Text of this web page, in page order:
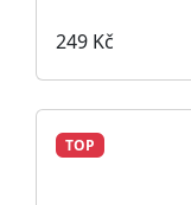
249 Kč
TOP